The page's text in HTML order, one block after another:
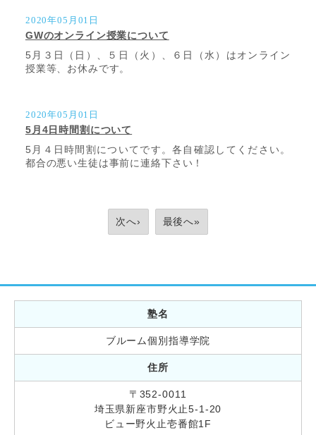
2020年05月01日
GWのオンライン授業について
5月３日（日）、５日（火）、６日（水）はオンライン
授業等、お休みです。
2020年05月01日
5月4日時間割について
5月４日時間割についてです。各自確認してください。
都合の悪い生徒は事前に連絡下さい！
次へ› 最後へ»
塾名
ブルーム個別指導学院
住所
〒352-0011
埼玉県新座市野火止5-1-20
ビュー野火止壱番館1F